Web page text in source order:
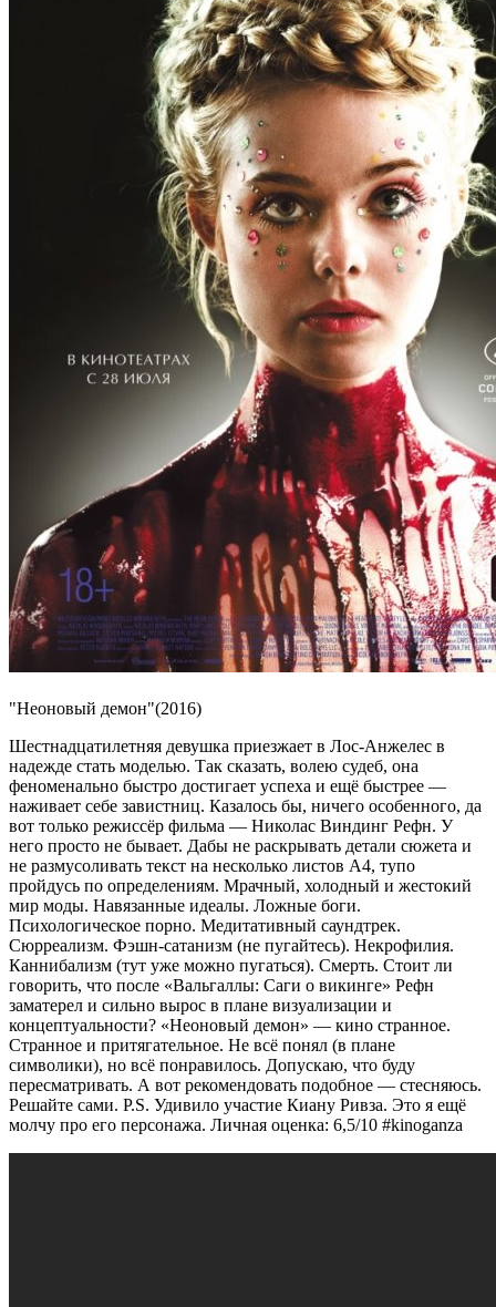
"Неоновый демон"(2016)
Шестнадцатилетняя девушка приезжает в Лос-Анжелес в
надежде стать моделью. Так сказать, волею судеб, она
феноменально быстро достигает успеха и ещё быстрее —
наживает себе завистниц. Казалось бы, ничего особенного, да
вот только режиссёр фильма — Николас Виндинг Рефн. У
него просто не бывает. Дабы не раскрывать детали сюжета и
не размусоливать текст на несколько листов А4, тупо
пройдусь по определениям. Мрачный, холодный и жестокий
мир моды. Навязанные идеалы. Ложные боги.
Психологическое порно. Медитативный саундтрек.
Сюрреализм. Фэшн-сатанизм (не пугайтесь). Некрофилия.
Каннибализм (тут уже можно пугаться). Смерть. Стоит ли
говорить, что после «Вальгаллы: Саги о викинге» Рефн
заматерел и сильно вырос в плане визуализации и
концептуальности? «Неоновый демон» — кино странное.
Странное и притягательное. Не всё понял (в плане
символики), но всё понравилось. Допускаю, что буду
пересматривать. А вот рекомендовать подобное — стесняюсь.
Решайте сами. P.S. Удивило участие Киану Ривза. Это я ещё
молчу про его персонажа. Личная оценка: 6,5/10 #kinoganza